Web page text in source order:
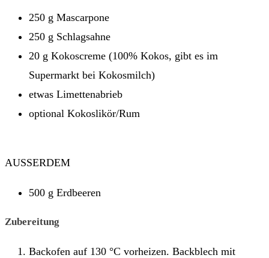
250 g Mascarpone
250 g Schlagsahne
20 g Kokoscreme (100% Kokos, gibt es im
Supermarkt bei Kokosmilch)
etwas Limettenabrieb
optional Kokoslikör/Rum
AUSSERDEM
500 g Erdbeeren
Zubereitung
Backofen auf 130 °C vorheizen. Backblech mit